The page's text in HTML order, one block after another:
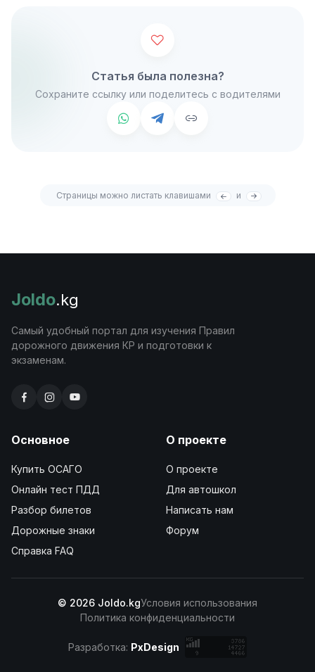
Статья была полезна?
Сохраните ссылку или поделитесь с водителями
Страницы можно листать клавишами и
Joldo.kg
Самый удобный портал для изучения Правил
дорожного движения КР и подготовки к
экзаменам.
Основное
Купить ОСАГО
Онлайн тест ПДД
Разбор билетов
Дорожные знаки
Справка FAQ
О проекте
О проекте
Для автошкол
Написать нам
Форум
© 2026 Joldo.kgУсловия использования
Политика конфиденциальности
Разработка: PxDesign